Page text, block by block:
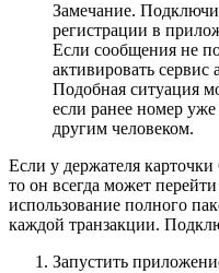
Замечание.
регистрации в
Если сообщения не
активировать
Подобная ситуация
если ранее номер уже
другим человеком.
Если у держателя
то он всегда может
использование полного
каждой транзакции.
Запустить